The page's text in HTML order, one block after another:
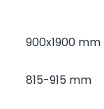
900x1900 mm
815-915 mm